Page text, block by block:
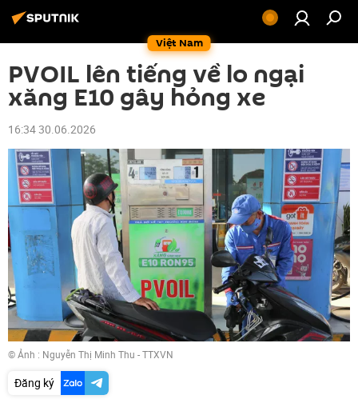
Việt Nam
PVOIL lên tiếng về lo ngại
xăng E10 gây hỏng xe
16:34 30.06.2026
© Ảnh : Nguyễn Thị Minh Thu - TTXVN
Đăng ký